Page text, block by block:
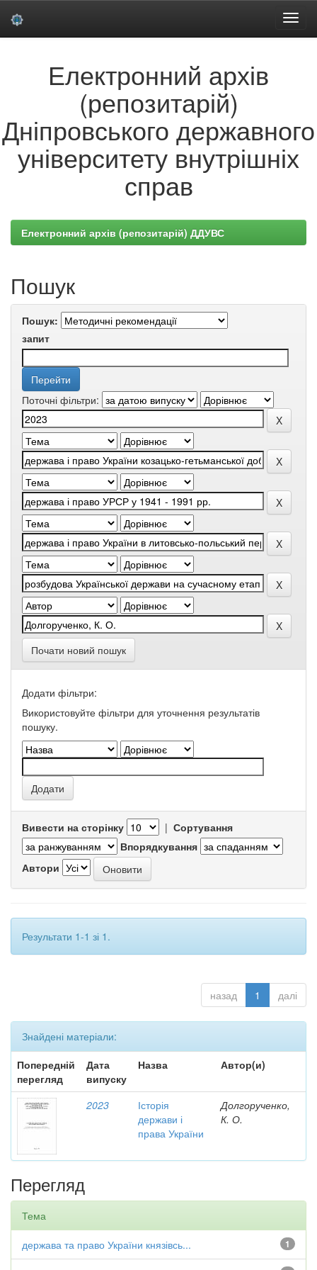
Електронний архів
(репозитарій)
Дніпровського державного
університету внутрішніх
справ
Електронний архів (репозитарій) ДДУВС
Пошук
Пошук:
запит
Поточні фільтри:
Почати новий пошук
Додати фільтри:
Використовуйте фільтри для уточнення результатів
пошуку.
Вивести на сторінку | Сортування
Впорядкування
Автори
Результати 1-1 зі 1.
назад 1 далі
Знайдені матеріали:
Попередній
перегляд
Дата
випуску
Назва Автор(и)
2023
Історія
держави і
права України
Долгорученко,
К. О.
Перегляд
Тема
1
держава та право України князівсь...